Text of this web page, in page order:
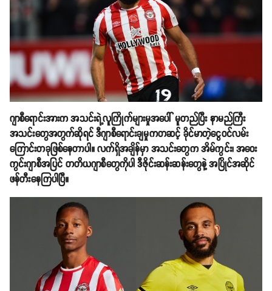
ဂျာစီရောင်းအားက အသင်းရဲ့လူကြိုက်များမှုအပေါ် မူတည်ပြီး နာမည်ကြီး
အသင်းတွေအတွက်ဆိုရင် ဒီဂျာစီရောင်းချမှုကတဆင့် ခိုင်မာတဲ့ငွေဝင်လမ်း
ကြောင်းတခုဖြစ်နေတာပါ။ လက်ရှိအချိန်မှာ အသင်းတွေက အိမ်ကွင်း၊ အဝေး
ကွင်းဂျာစီအပြင် တတိယဂျာစီတွေကိုပါ ဒီဇိုင်းဆန်းဆန်းတွေနဲ့ အပြိုင်အဆိုင်
ဖန်တီးနေကြပါပြီ။